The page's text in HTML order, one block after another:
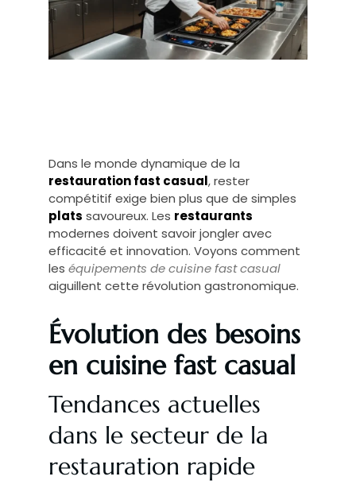
Dans le monde dynamique de la
restauration fast casual, rester
compétitif exige bien plus que de simples
plats savoureux. Les restaurants
modernes doivent savoir jongler avec
efficacité et innovation. Voyons comment
les équipements de cuisine fast casual
aiguillent cette révolution gastronomique.
Évolution des besoins
en cuisine fast casual
Tendances actuelles
dans le secteur de la
restauration rapide